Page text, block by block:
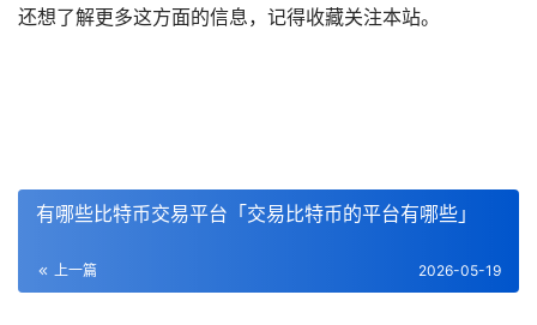
还想了解更多这方面的信息，记得收藏关注本站。
有哪些比特币交易平台「交易比特币的平台有哪些」
上一篇 2026-05-19